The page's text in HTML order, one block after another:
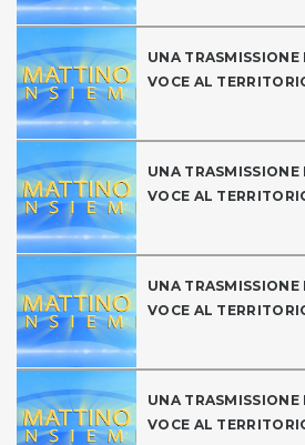
UNA TRASMISSIONE
VOCE AL
UNA TRASMISSIONE
VOCE AL
UNA TRASMISSIONE
VOCE AL
UNA TRASMISSIONE
VOCE AL